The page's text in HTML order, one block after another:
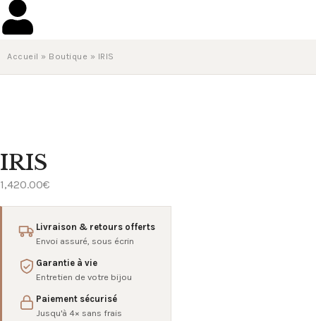
Accueil » Boutique » IRIS
IRIS
1,420.00€
Livraison & retours offerts
Envoi assuré, sous écrin
Garantie à vie
Entretien de votre bijou
Paiement sécurisé
Jusqu'à 4× sans frais